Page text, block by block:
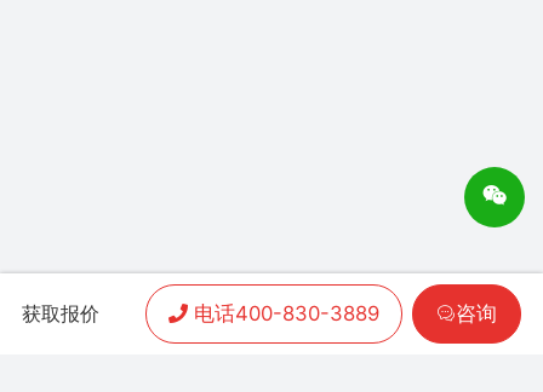
获取报价 电话400-830-3889 咨询